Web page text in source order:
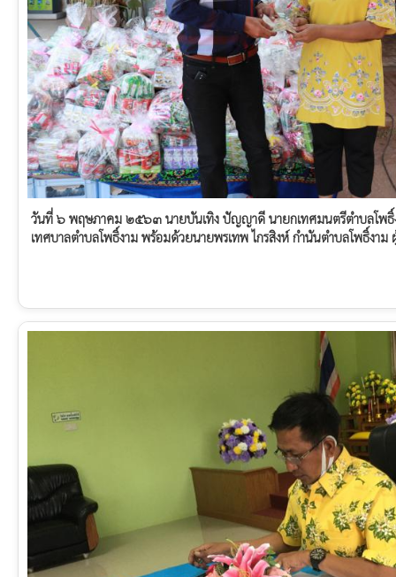
วันที่ ๖ พฤษภาคม ๒๕๖๓ นายบันเทิง ปัญญาดี นายกเทศมนตรีตำบลโพธิ์
เทศบาลตำบลโพธิ์งาม พร้อมด้วยนายพรเทพ ไกรสิงห์ กำนันตำบลโพธิ์งา